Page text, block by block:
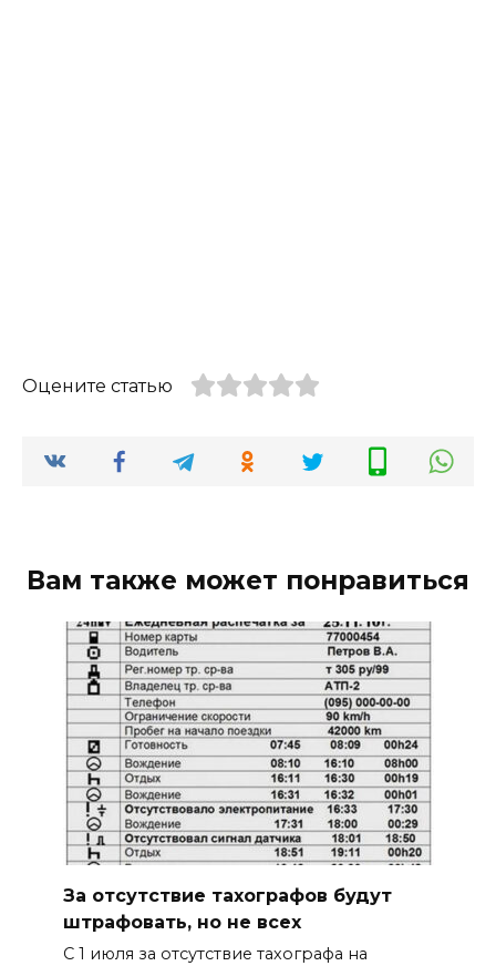
Оцените статью
Вам также может понравиться
За отсутствие тахографов будут
штрафовать, но не всех
С 1 июля за отсутствие тахографа на